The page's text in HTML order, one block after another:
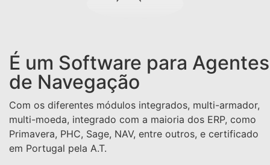
É um Software para Agentes
de Navegação
Com os diferentes módulos integrados, multi-armador,
multi-moeda, integrado com a maioria dos ERP, como
Primavera, PHC, Sage, NAV, entre outros, e certificado
em Portugal pela A.T.